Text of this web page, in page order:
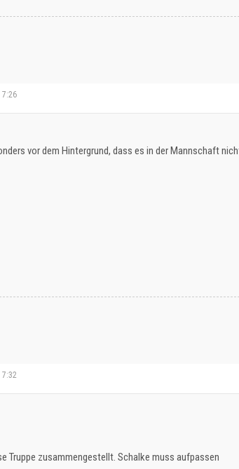
7:26
vor dem Hintergrund, dass es in der Mannschaft
Truppe zusammengestellt. Schalke muss aufpassen